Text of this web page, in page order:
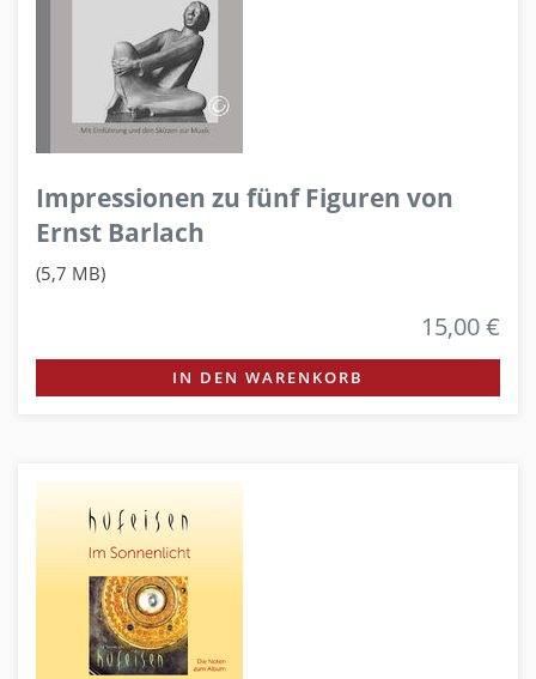
Impressionen zu fünf Figuren von
Ernst Barlach
(5,7 MB)
15,00 €
IN DEN WARENKORB